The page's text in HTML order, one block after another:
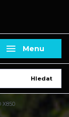
Menu
Hledat
X850